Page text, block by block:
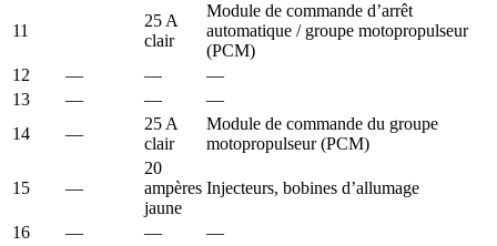
11
25 A
clair
Module de commande d’arrêt
automatique / groupe motopropulseur
(PCM)
12
— —
—
13
— —
—
14
—
25 A
clair
Module de commande du groupe
motopropulseur (PCM)
15 —
20
ampères
jaune
Injecteurs, bobines d’allumage
16 — — —